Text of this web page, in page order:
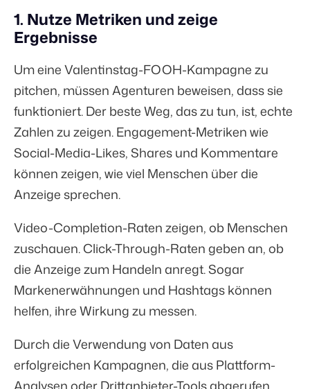
1. Nutze Metriken und zeige
Ergebnisse
Um eine Valentinstag-FOOH-Kampagne zu
pitchen, müssen Agenturen beweisen, dass sie
funktioniert. Der beste Weg, das zu tun, ist, echte
Zahlen zu zeigen. Engagement-Metriken wie
Social-Media-Likes, Shares und Kommentare
können zeigen, wie viel Menschen über die
Anzeige sprechen.
Video-Completion-Raten zeigen, ob Menschen
zuschauen. Click-Through-Raten geben an, ob
die Anzeige zum Handeln anregt. Sogar
Markenerwähnungen und Hashtags können
helfen, ihre Wirkung zu messen.
Durch die Verwendung von Daten aus
erfolgreichen Kampagnen, die aus Plattform-